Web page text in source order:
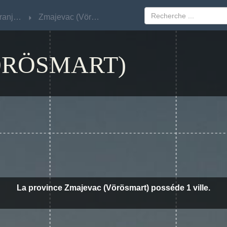
Osječko-Baranjska Zmajevac (Vörösmart)
La province Zmajevac (Vörösmart) posséde 1 ville.
Osječko-Baranjska Zmajevac (Vörösmart)